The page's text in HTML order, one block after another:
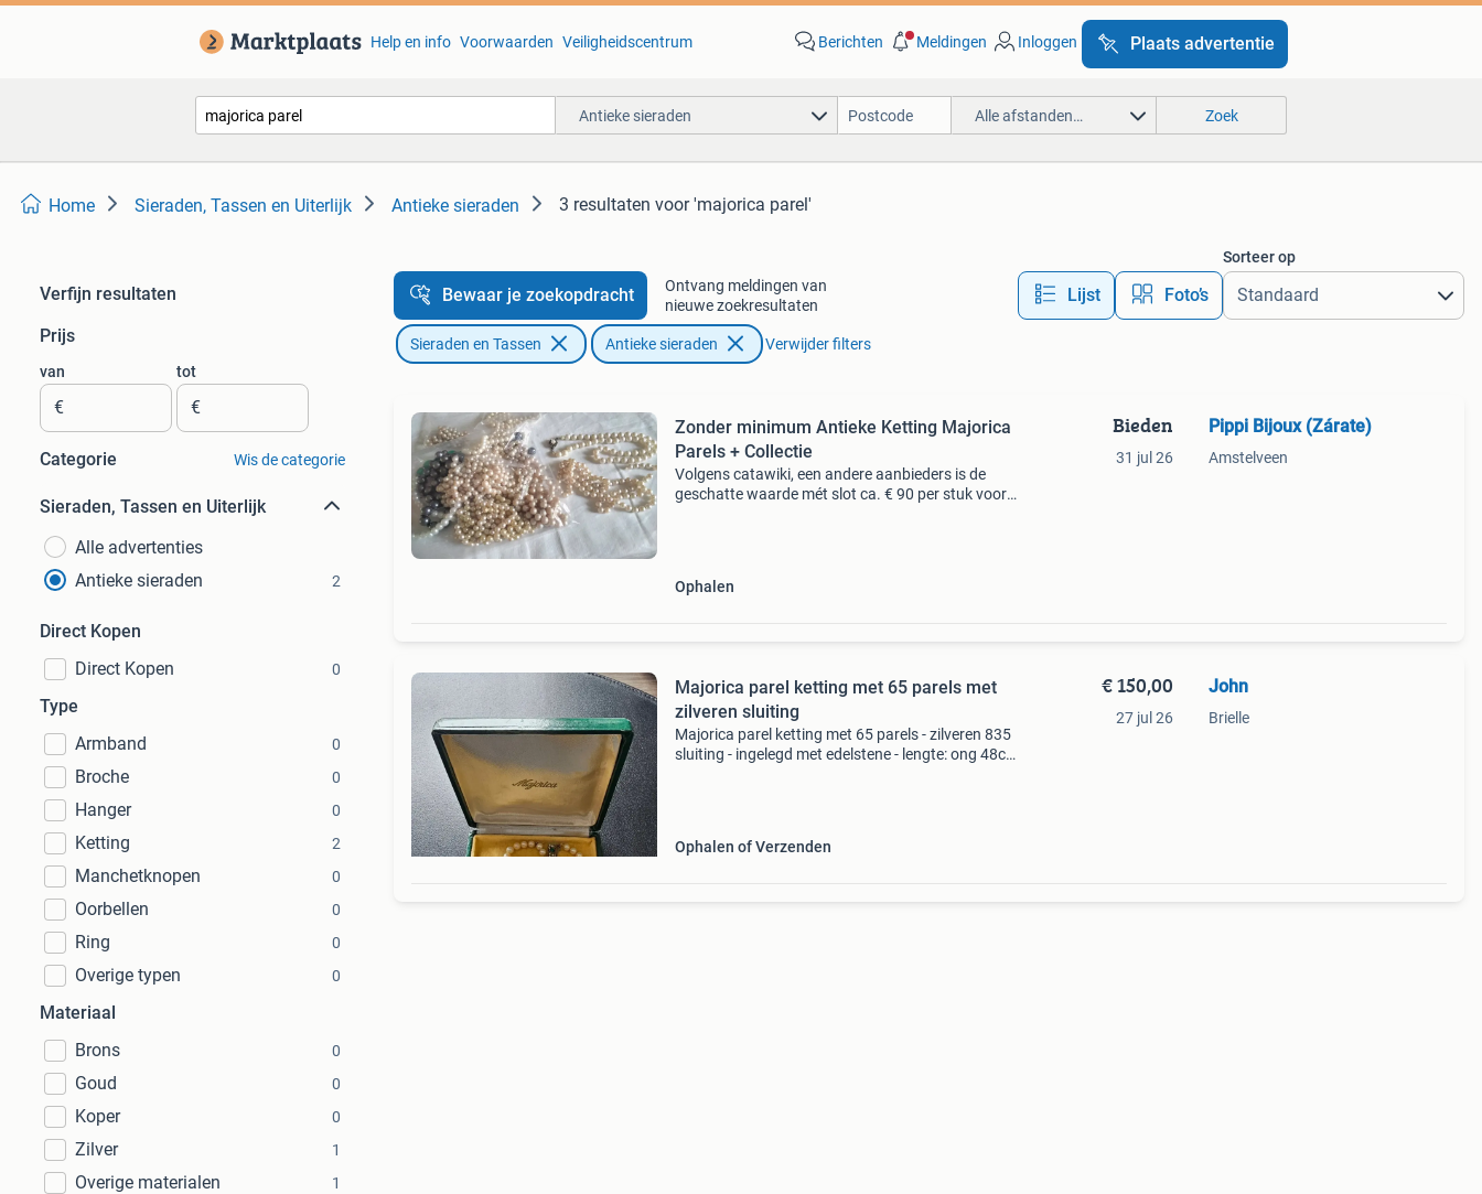
Help en info Voorwaarden Veiligheidscentrum Berichten Meldingen Inloggen Plaats advertentie
Antieke sieraden Alle afstanden… Zoek
Home Sieraden, Tassen en Uiterlijk Antieke sieraden 3 resultaten voor 'majorica parel'
Verfijn resultaten
Prijs
van
€
tot
€
Categorie Wis de categorie
Sieraden, Tassen en Uiterlijk
Alle advertenties
Antieke sieraden
2
Direct Kopen
Direct Kopen
0
Type
Armband
0
Broche 0
Hanger 0
Ketting 2
Manchetknopen 0
Oorbellen 0
Ring 0
Overige typen 0
Materiaal
Brons
0
Goud 0
Koper 0
Zilver 1
Overige materialen 1
Bewaar je zoekopdracht
Ontvang meldingen van
nieuwe zoekresultaten
Lijst Foto’s
Sorteer op
Sieraden en Tassen Antieke sieraden Verwijder filters
Zonder minimum Antieke Ketting Majorica
Parels + Collectie
Volgens catawiki, een andere aanbieders is de
geschatte waarde mét slot ca. € 90 per stuk voor
Ophalen
Bieden
31 jul 26
Pippi Bijoux (Zárate)
Amstelveen
Majorica parel ketting met 65 parels met
zilveren sluiting
Majorica parel ketting met 65 parels - zilveren 835
sluiting - ingelegd met edelstene - lengte: ong 48cm
Ophalen of Verzenden
€ 150,00
27 jul 26
John
Brielle